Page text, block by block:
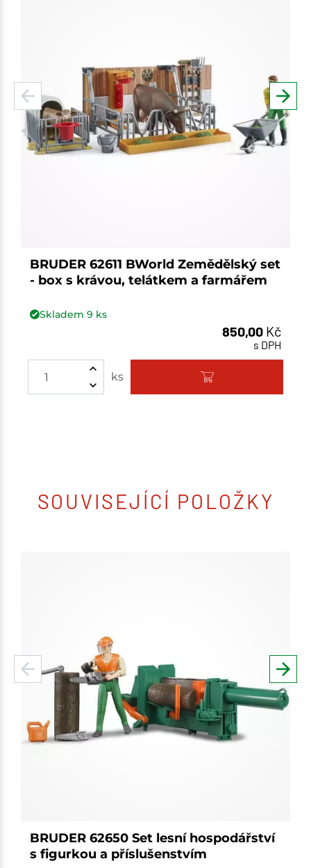
BRUDER 62611 BWorld Zemědělský set
- box s krávou, telátkem a farmářem
Skladem 9 ks
850,00 Kč
s DPH
ks Množství
SOUVISEJÍCÍ POLOŽKY
BRUDER 62650 Set lesní hospodářství
s figurkou a příslušenstvím